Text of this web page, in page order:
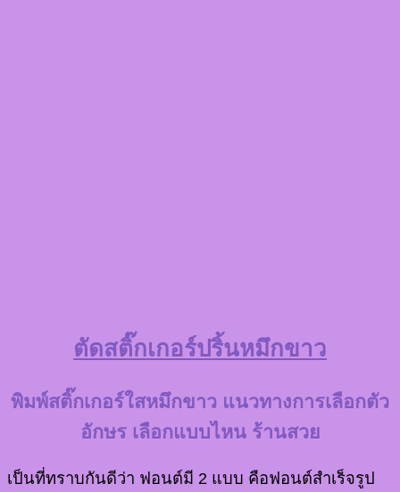
ตัดสติ๊กเกอร์ปริ้นหมึกขาว
พิมพ์สติ๊กเกอร์ใสหมึกขาว แนวทางการเลือกตัว
อักษร เลือกแบบไหน ร้านสวย
เป็นที่ทราบกันดีว่า ฟอนต์มี 2 แบบ คือฟอนต์สำเร็จรูป